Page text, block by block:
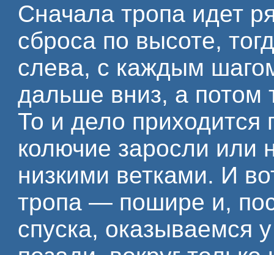
Сначала тропа идет
сброса по высоте,
слева, с каждым
дальше вниз, а потом
То и дело приходится
колючие заросли или
низкими ветками. И
тропа — пошире и,
спуска, оказываемся